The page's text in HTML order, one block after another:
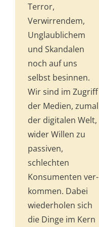
Terror,
Verwirrendem,
Unglaublichem
und Skandalen
noch auf uns
selbst besinnen.
Wir sind im Zugriff
der Medien, zumal
der digitalen Welt,
wider Willen zu
passiven,
schlechten
Konsumenten ver­­
kom­men. Dabei
wiederholen sich
die Dinge im Kern